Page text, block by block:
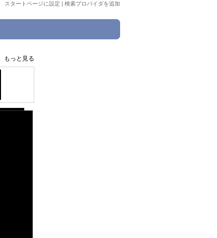
スタートページに設定 | 検索プロバイダを追加
もっと見る